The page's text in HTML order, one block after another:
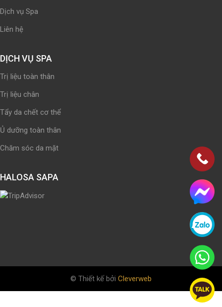
Dịch vụ Spa
Liên hệ
DỊCH VỤ SPA
Trị liệu toàn thân
Trị liệu chân
Tẩy da chết cơ thể
Ủ dưỡng toàn thân
Chăm sóc da mặt
HALOSA SAPA
© Thiết kế bởi Cleverweb